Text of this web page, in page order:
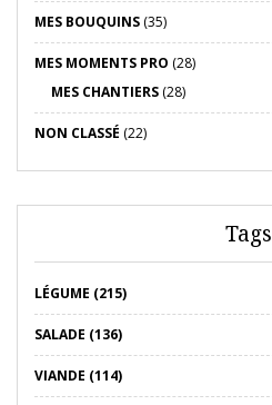
MES BOUQUINS (35)
MES MOMENTS PRO (28)
MES CHANTIERS (28)
NON CLASSÉ (22)
Tags
LÉGUME (215)
SALADE (136)
VIANDE (114)